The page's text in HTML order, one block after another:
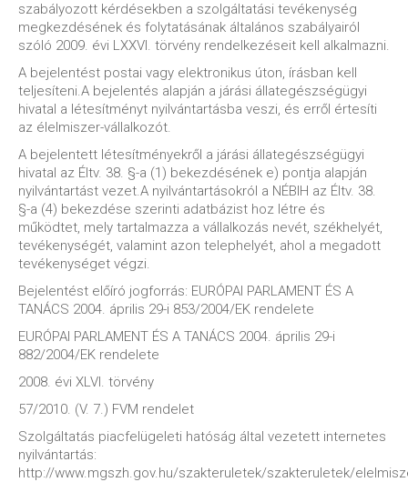
szabályozott kérdésekben a szolgáltatási tevékenység
megkezdésének és folytatásának általános szabályairól
szóló 2009. évi LXXVI. törvény rendelkezéseit kell alkalmazni.
A bejelentést postai vagy elektronikus úton, írásban kell
teljesíteni.A bejelentés alapján a járási állategészségügyi
hivatal a létesítményt nyilvántartásba veszi, és erről értesíti
az élelmiszer-vállalkozót.
A bejelentett létesítményekről a járási állategészségügyi
hivatal az Éltv. 38. §-a (1) bekezdésének e) pontja alapján
nyilvántartást vezet.A nyilvántartásokról a NÉBIH az Éltv. 38.
§-a (4) bekezdése szerinti adatbázist hoz létre és
működtet, mely tartalmazza a vállalkozás nevét, székhelyét,
tevékenységét, valamint azon telephelyét, ahol a megadott
tevékenységet végzi.
Bejelentést előíró jogforrás: EURÓPAI PARLAMENT ÉS A
TANÁCS 2004. április 29-i 853/2004/EK rendelete
EURÓPAI PARLAMENT ÉS A TANÁCS 2004. április 29-i
882/2004/EK rendelete
2008. évi XLVI. törvény
57/2010. (V. 7.) FVM rendelet
Szolgáltatás piacfelügeleti hatóság által vezetett internetes
nyilvántartás:
http://www.mgszh.gov.hu/szakteruletek/szakteruletek/